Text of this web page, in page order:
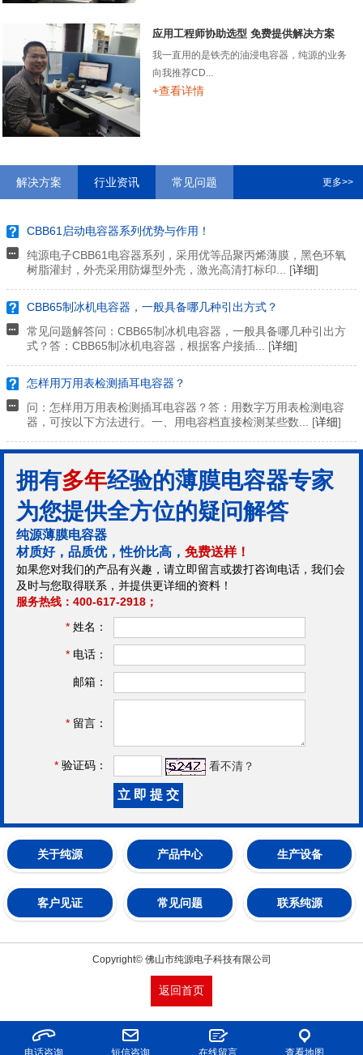
应用工程师协助选型 免费提供解决方案
我一直用的是铁壳的油浸电容器，纯源的业务
向我推荐CD...
+查看详情
解决方案 行业资讯 常见问题 更多>>
CBB61启动电容器系列优势与作用！
纯源电子CBB61电容器系列，采用优等品聚丙烯薄膜，黑色环氧
树脂灌封，外壳采用防爆型外壳，激光高清打标印... [详细]
CBB65制冰机电容器，一般具备哪几种引出方式？
常见问题解答问：CBB65制冰机电容器，一般具备哪几种引出方
式？答：CBB65制冰机电容器，根据客户接插... [详细]
怎样用万用表检测插耳电容器？
问：怎样用万用表检测插耳电容器？答：用数字万用表检测电容
器，可按以下方法进行。一、用电容档直接检测某些数... [详细]
拥有多年经验的薄膜电容器专家
为您提供全方位的疑问解答
纯源薄膜电容器
材质好，品质优，性价比高， 免费送样！
如果您对我们的产品有兴趣，请立即留言或拨打咨询电话，我们会
及时与您取得联系，并提供更详细的资料！
服务热线：400-617-2918；
* 姓名：
* 电话：
邮箱：
* 留言：
* 验证码： 看不清？
关于纯源 产品中心 生产设备
客户见证 常见问题 联系纯源
Copyright© 佛山市纯源电子科技有限公司
返回首页
电话咨询 短信咨询 在线留言 查看地图